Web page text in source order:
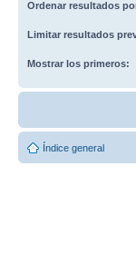
Ordenar resultados
Limitar resultados
Mostrar los primeros:
Índice general